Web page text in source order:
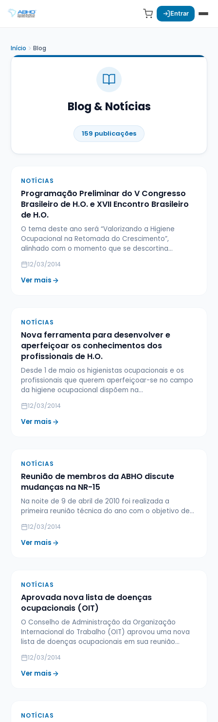
Entrar
Início Blog
Blog & Notícias
159 publicações
NOTÍCIAS
Programação Preliminar do V Congresso
Brasileiro de H.O. e XVII Encontro Brasileiro
de H.O.
O tema deste ano será “Valorizando a Higiene
Ocupacional na Retomada do Crescimento”,
alinhado com o momento que se descortina…
12/03/2014
Ver mais
NOTÍCIAS
Nova ferramenta para desenvolver e
aperfeiçoar os conhecimentos dos
profissionais de H.O.
Desde 1 de maio os higienistas ocupacionais e os
profissionais que querem aperfeiçoar-se no campo
da higiene ocupacional dispõem na…
12/03/2014
Ver mais
NOTÍCIAS
Reunião de membros da ABHO discute
mudanças na NR-15
Na noite de 9 de abril de 2010 foi realizada a
primeira reunião técnica do ano com o objetivo de…
12/03/2014
Ver mais
NOTÍCIAS
Aprovada nova lista de doenças
ocupacionais (OIT)
O Conselho de Administração da Organização
Internacional do Trabalho (OIT) aprovou uma nova
lista de doenças ocupacionais em sua reunião…
12/03/2014
Ver mais
NOTÍCIAS